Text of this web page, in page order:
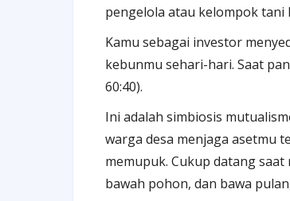
pengelola atau kelompok tani
Kamu sebagai investor
kebunmu sehari-hari. Saat
60:40).
Ini adalah simbiosis
warga desa menjaga asetmu
memupuk. Cukup datang
bawah pohon, dan bawa